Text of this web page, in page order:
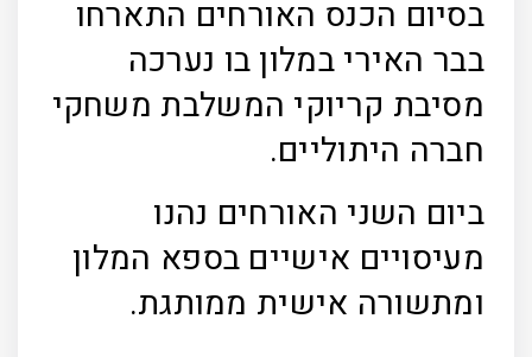
בסיום הכנס האורחים התארחו
בבר האירי במלון בו נערכה
מסיבת קריוקי המשלבת משחקי
חברה היתוליים.
ביום השני האורחים נהנו
מעיסויים אישיים בספא המלון
ומתשורה אישית ממותגת.